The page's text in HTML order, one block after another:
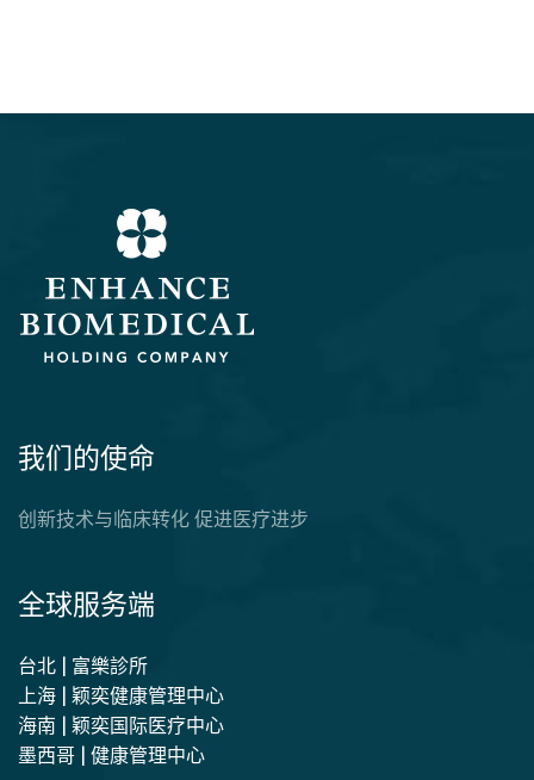
我们的使命
创新技术与临床转化 促进医疗进步
全球服务端
台北 | 富樂診所
上海 | 颖奕健康管理中心
海南 | 颖奕国际医疗中心
墨西哥 | 健康管理中心